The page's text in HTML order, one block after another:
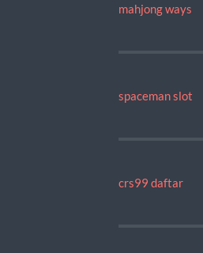
mahjong ways
spaceman slot
crs99 daftar